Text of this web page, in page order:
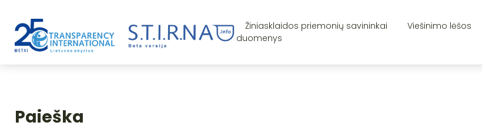
Žiniasklaidos priemonių savininkai Viešinimo lėšos
duomenys
Paieška